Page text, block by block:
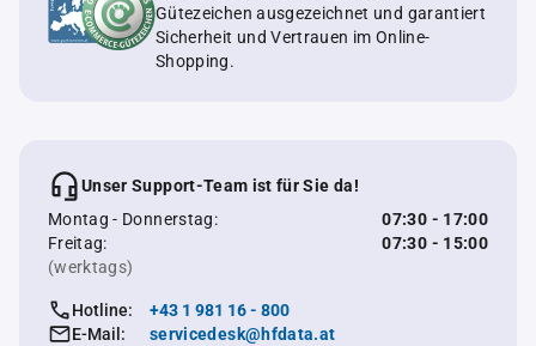
Gütezeichen ausgezeichnet und garantiert
Sicherheit und Vertrauen im Online-
Shopping.
Unser Support-Team ist für Sie da!
Montag - Donnerstag:
07:30 - 17:00
Freitag:
07:30 - 15:00
(werktags)
Hotline:
+43 1 981 16 - 800
E-Mail:
servicedesk@hfdata.at